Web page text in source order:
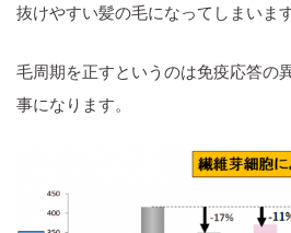
抜けやすい髪の毛になってしまいます
毛周期を正すというのは免疫応答の
事になります。